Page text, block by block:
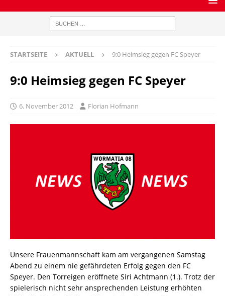
STARTSEITE AKTUELL 9:0 Heimsieg gegen FC Speyer
9:0 Heimsieg gegen FC Speyer
6. November 2012 Florian Hofmann
Unsere Frauenmannschaft kam am vergangenen Samstag
Abend zu einem nie gefährdeten Erfolg gegen den FC
Speyer. Den Torreigen eröffnete Siri Achtmann (1.). Trotz der
spielerisch nicht sehr ansprechenden Leistung erhöhten